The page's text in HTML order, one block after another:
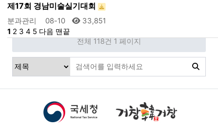
제17회 경남미술실기대회
분과관리 08-10
33,851
1 2 3 4 5 다음 맨끝
전체 118건 1 페이지